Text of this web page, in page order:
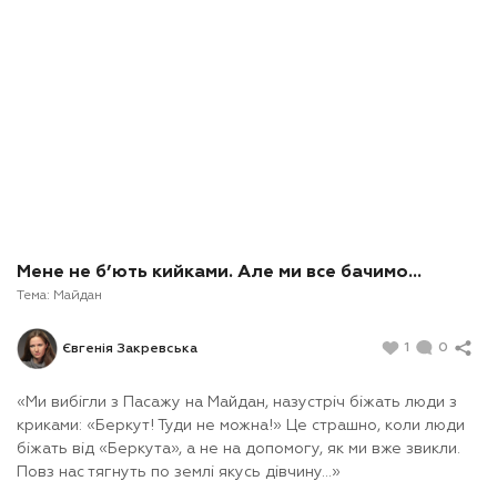
Мене не б’ють кийками. Але ми все бачимо…
Тема: Майдан
Євгенія Закревська 1 0
«Ми вибігли з Пасажу на Майдан, назустріч біжать люди з
криками: «Беркут! Туди не можна!» Це страшно, коли люди
біжать від «Беркута», а не на допомогу, як ми вже звикли.
Повз нас тягнуть по землі якусь дівчину…»